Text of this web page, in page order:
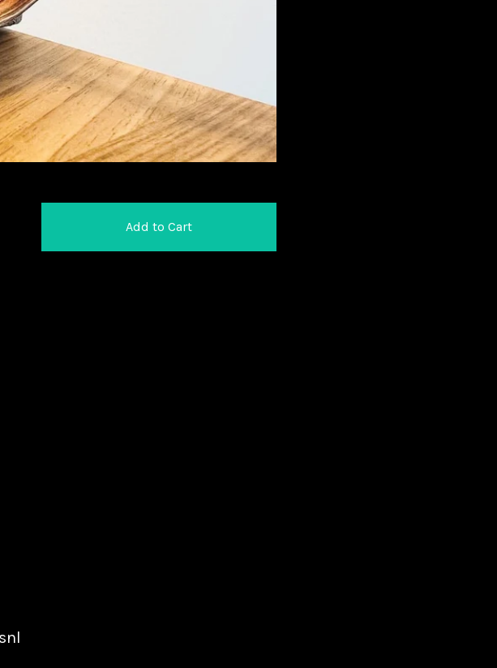
Add to Cart